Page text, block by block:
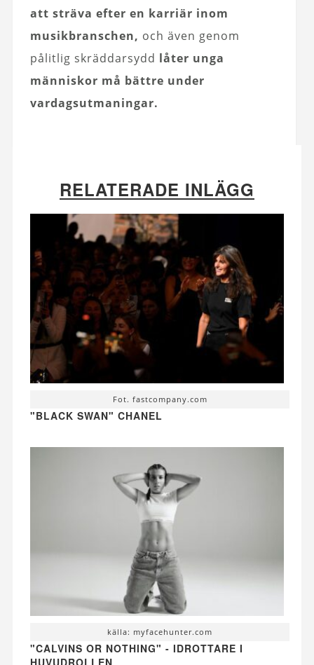
att sträva efter en karriär inom
musikbranschen, och även genom
pålitlig skräddarsydd låter unga
människor må bättre under
vardagsutmaningar.
RELATERADE INLÄGG
Fot. fastcompany.com
"BLACK SWAN" CHANEL
källa: myfacehunter.com
"CALVINS OR NOTHING" - IDROTTARE I